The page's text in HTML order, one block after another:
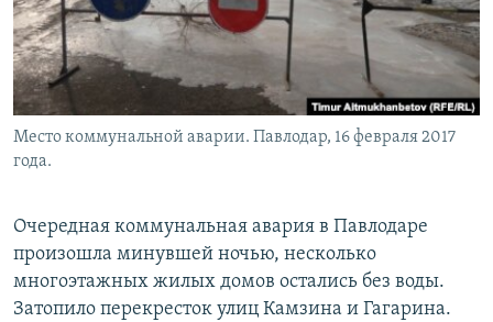
Место коммунальной аварии. Павлодар, 16 февраля 2017
года.
Очередная коммунальная авария в Павлодаре
произошла минувшей ночью, несколько
многоэтажных жилых домов остались без воды.
Затопило перекресток улиц Камзина и Гагарина.